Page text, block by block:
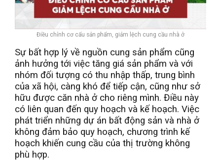
Điều chỉnh cơ cấu sản phẩm, giảm lệch cung cầu nhà ở
Sự bất hợp lý về nguồn cung sản phẩm cũng
ảnh hưởng tới việc tăng giá sản phẩm và với
nhóm đối tượng có thu nhập thấp, trung bình
của xã hội, càng khó để tiếp cận, cũng như sở
hữu được căn nhà ở cho riêng mình. Điều này
có liên quan đến quy hoạch và kế hoạch. Việc
phát triển những dự án bất động sản và nhà ở
không đảm bảo quy hoạch, chương trình kế
hoạch khiến cung cầu của thị trường không
phù hợp.